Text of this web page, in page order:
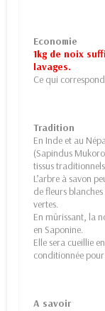
Economie
1kg de noix
lavages.
Ce qui
Tradition
En Inde et au
(Sapindus
tissus
L’arbre à savon
de fleurs
vertes.
En mûrissant, la
en Saponine.
Elle sera cueillie
conditionnée
A savoir